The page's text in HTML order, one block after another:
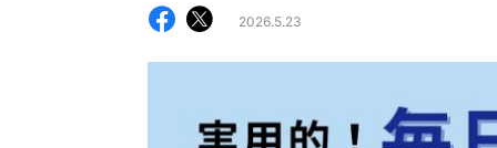
2026.5.23